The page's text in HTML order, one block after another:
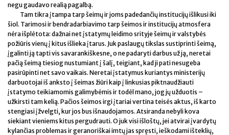
negu gaudavo realią pagalbą.
Tam tikra įtampa tarp šeimų ir joms padedančių institucijų išlikusi iki
šiol. Tarimosi ir bendradarbiavimo tarp šeimos ir institucijų atmosfera
nėra išplėtota: dažnai net įstatymų leidimo srityje šeimų ir valstybės
požiūris vienų į kitus išlieka įtarus. Juk paslaugų tikslas sustiprinti šeimą,
įgalinti ją tapti vis savarankiškesne, o ne padaryti darbus už ją, neretai
pačią šeimą tiesiog nustumiant į šalį, teigiant, kad ji pati nesugeba
pasirūpinti net savo vaikais. Neretai įstatymus kuriantys ministerijų
darbuotojai iš anksto į šeimas žiūri kaip į linkusias piktnaudžiauti
įstatymo teikiamomis galimybėmis ir todėl mano, jog jų užduotis –
užkirsti tam kelią. Pačios šeimos irgi įtariai vertina teisės aktus, iš karto
stengiasi įžvelgti, kur jos bus išnaudojamos. Atsiranda nebyli kova
siekiant vieniems kitus pergudrauti. O juk visi išloštų, jei atvirai įvardytų
kylančias problemas ir geranoriškai imtų jas spręsti, ieškodami išteklių,